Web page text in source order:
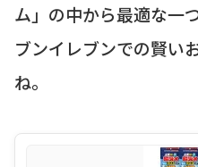
ム」の中から最適な一
ブンイレブンでの賢い
ね。